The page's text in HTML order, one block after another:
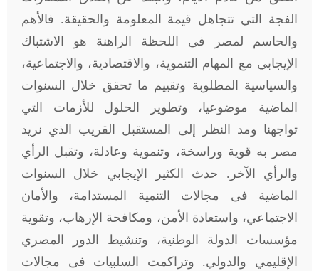
الفجة التي تتجاهل قيمة المعلومة والحقيقة. فالأهم
والحاسم لمصر فى اللحظة الراهنة هو الاشتباك
الإيجابي مع المهام التنموية، والاقتصادية، والاجتماعية،
والسياسية المطلوبة وتقييم ما تحقق خلال السنوات
الماضية موضوعيا، وتطوير الحلول للأزمات التي
تواجهنا ومد النظر إلى المستقبل القريب الذي نريد
مصر به قوية وراسخة، وتنموية وعادلة، وتقبل الرأي
والرأي الآخر. حدث الكثير الإيجابي خلال السنوات
الماضية فى مجالات التنمية المستدامة، والأمان
الاجتماعي، واستعادة الأمن، ومكافحة الإرهاب، وتقوية
مؤسسات الدولة الوطنية، وتنشيط الدور المصري
الإقليمي والدولي. وتراكمت السلبيات فى مجالات